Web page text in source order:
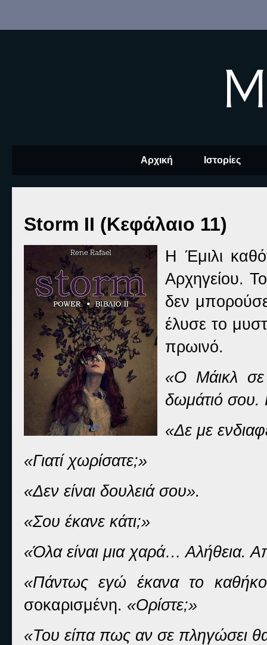
Αρχική Ιστορίες
Storm II (Κεφάλαιο 11)
Η Έμιλι
Αρχηγείου.
δεν
έλυσε το
πρωινό.
«Ο Μάικλ σε
δωμάτιό σου.
«Δε με
«Γιατί χωρίσατε;»
«Δεν είναι δουλειά σου».
«Σου έκανε κάτι;»
«Όλα είναι μια χαρά… Αλήθεια.
«Πάντως εγώ έκανα το
σοκαρισμένη. «Ορίστε;»
«Του είπα πως αν σε πληγώσει